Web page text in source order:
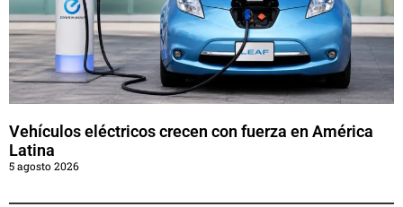
Vehículos eléctricos crecen con fuerza en América
Latina
5 agosto 2026